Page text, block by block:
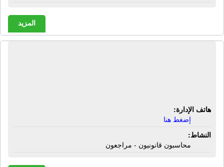
المزيد
هاتف الإدارة:
إضغط هنا
النشاط:
محاسبون قانونيون - مراجعون